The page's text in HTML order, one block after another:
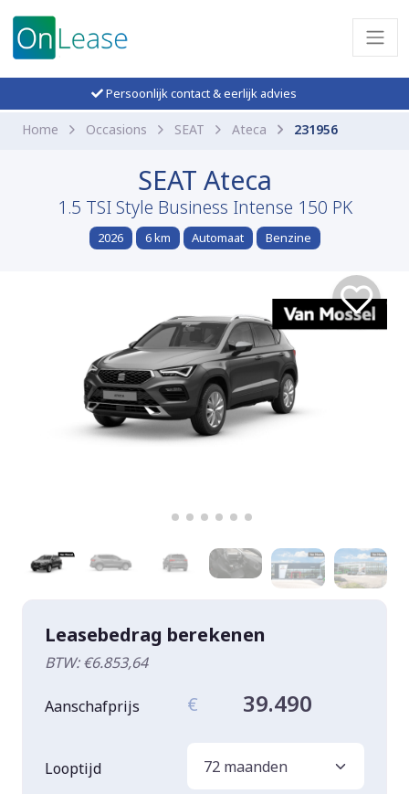
Persoonlijk contact & eerlijk advies
Home Occasions SEAT Ateca 231956
SEAT Ateca
1.5 TSI Style Business Intense 150 PK
2026 6 km Automaat Benzine
Leasebedrag berekenen
BTW: €6.853,64
Aanschafprijs € 39.490
Looptijd